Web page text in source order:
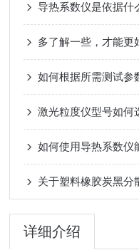
导热系数仪是依据什
多了解一些，才能更
激光粒度仪型号如何
如何使用导热系数仪
关于塑料橡胶炭黑分
详细介绍